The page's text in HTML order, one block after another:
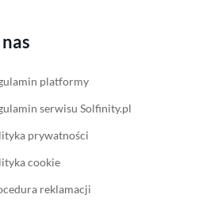
platformy
serwisu Solfinity.pl
prywatności
cookie
reklamacji